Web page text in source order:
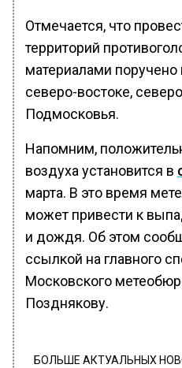
Отмечается, что
территорий
материалами поручено
северо-востоке,
Подмосковья.
Напомним,
воздуха установится в
марта. В это время
может привести к
и дождя. Об этом
ссылкой на главного
Московского
Позднякову.
БОЛЬШЕ АКТУАЛЬНЫХ